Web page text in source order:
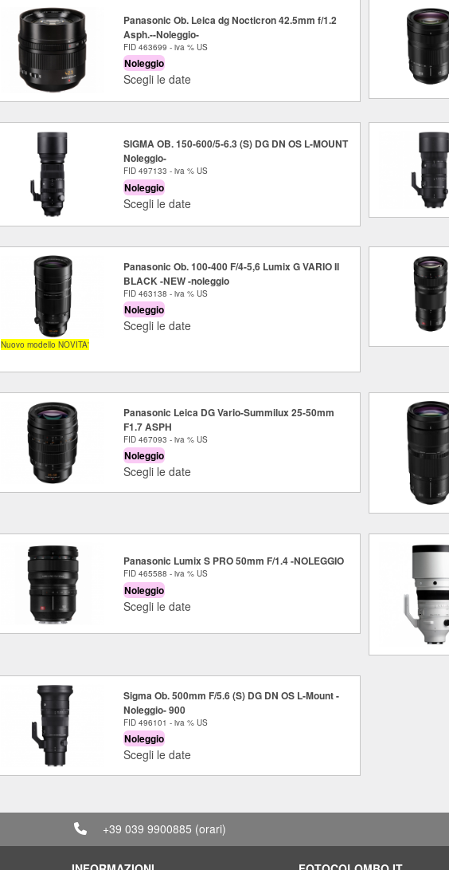
Panasonic Ob. Leica dg Nocticron 42.5mm f/1.2
Asph.--Noleggio-
FID 463699 - iva % US
Noleggio
Scegli le date
SIGMA OB. 150-600/5-6.3 (S) DG DN OS L-MOUNT
Noleggio-
FID 497133 - iva % US
Noleggio
Scegli le date
Panasonic Ob. 100-400 F/4-5,6 Lumix G VARIO II
BLACK -NEW -noleggio
FID 463138 - iva % US
Noleggio
Scegli le date
Nuovo modello NOVITA'
Panasonic Leica DG Vario-Summilux 25-50mm
F1.7 ASPH
FID 467093 - iva % US
Noleggio
Scegli le date
Panasonic Lumix S PRO 50mm F/1.4 -NOLEGGIO
FID 465588 - iva % US
Noleggio
Scegli le date
Sigma Ob. 500mm F/5.6 (S) DG DN OS L-Mount -
Noleggio- 900
FID 496101 - iva % US
Noleggio
Scegli le date
+39 039 9900885 (orari)